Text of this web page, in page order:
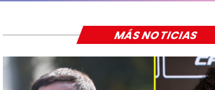
MÁS NOTICIAS